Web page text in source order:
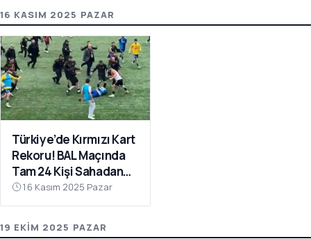
16 KASIM 2025 PAZAR
Türkiye’de Kırmızı Kart
Rekoru! BAL Maçında
Tam 24 Kişi Sahadan
Atıldı
16 Kasım 2025 Pazar
19 EKIM 2025 PAZAR